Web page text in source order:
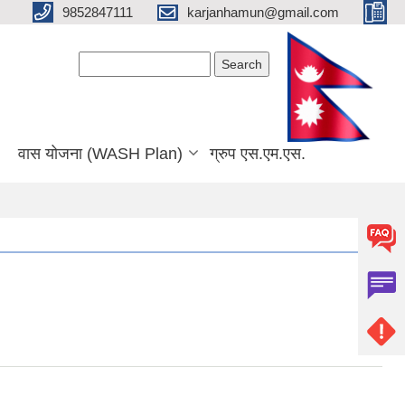
9852847111 karjanhamun@gmail.com
वास योजना (WASH Plan) ग्रुप एस.एम.एस.